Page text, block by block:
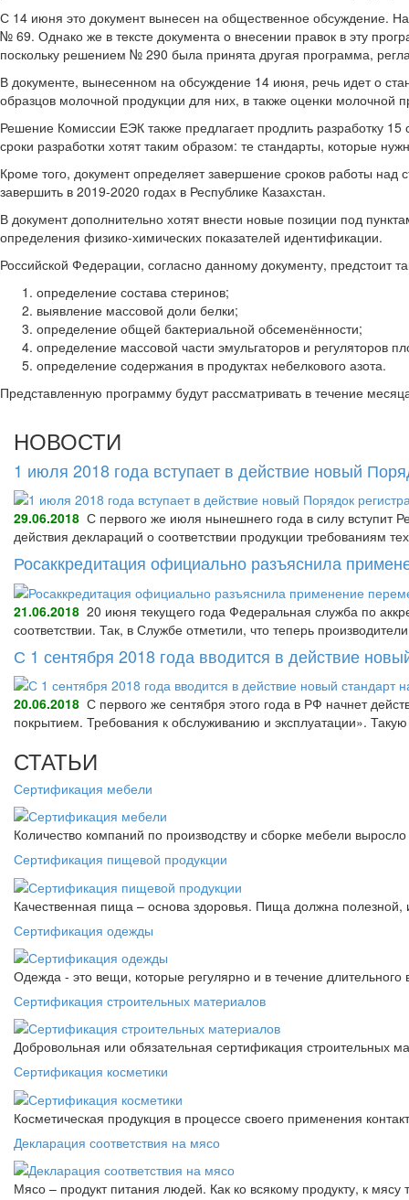
С 14 июня это документ вынесен на общественное обсуждение.
№ 69. Однако же в тексте документа о внесении правок в эту
поскольку решением № 290 была принята другая программа,
В документе, вынесенном на обсуждение 14 июня, речь идет о
образцов молочной продукции для них, в также оценки молочной
Решение Комиссии ЕЭК также предлагает продлить разработку
сроки разработки хотят таким образом: те стандарты, которые
Кроме того, документ определяет завершение сроков работы
завершить в 2019-2020 годах в Республике Казахстан.
В документ дополнительно хотят внести новые позиции под
определения физико-химических показателей идентификации.
Российской Федерации, согласно данному документу, предстоит
определение состава стеринов;
выявление массовой доли белки;
определение общей бактериальной обсеменённости;
определение массовой части эмульгаторов и регуляторов
определение содержания в продуктах небелкового азота.
Представленную программу будут рассматривать в течение
НОВОСТИ
1 июля 2018 года вступает в действие новый
29.06.2018 С первого же июля нынешнего года в силу вступит
действия деклараций о соответствии продукции требованиям
Росаккредитация официально разъяснила
21.06.2018 20 июня текущего года Федеральная служба по
соответствии. Так, в Службе отметили, что теперь
С 1 сентября 2018 года вводится в действие
20.06.2018 С первого же сентября этого года в РФ начнет
покрытием. Требования к обслуживанию и эксплуатации».
СТАТЬИ
Сертификация мебели
Количество компаний по производству и сборке мебели
Сертификация пищевой продукции
Качественная пища – основа здоровья. Пища должна
Сертификация одежды
Одежда - это вещи, которые регулярно и в течение
Сертификация строительных материалов
Добровольная или обязательная сертификация строительных
Сертификация косметики
Косметическая продукция в процессе своего применения
Декларация соответствия на мясо
Мясо – продукт питания людей. Как ко всякому продукту, к мясу